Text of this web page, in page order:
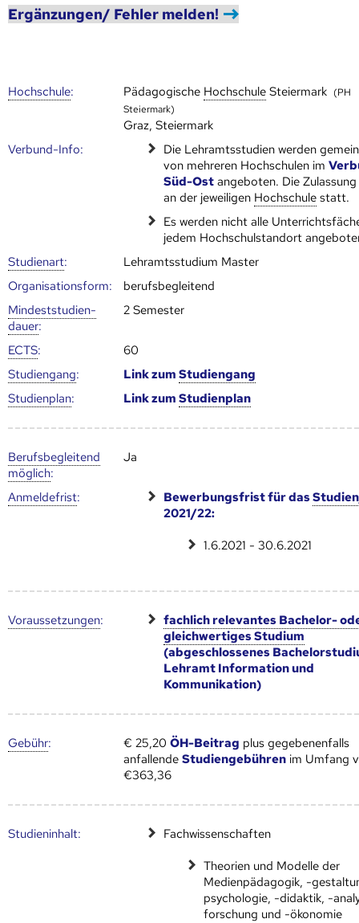
Ergänzungen/ Fehler melden!
Hoch­schule: Pädagogische Hoch­schule Steiermark (PH
Steiermark)
Graz, Steiermark
Verbund-Info:
Die Lehramtsstudien werden
von mehreren Hoch­schulen im
Süd-Ost angeboten. Die
an der jeweiligen Hoch­schule statt.
Es werden nicht alle
jedem Hochschulstandort
Studienart:
Lehramtsstudium Master
Organisationsform:
berufsbegleitend
Mindest­studien­
dauer:
2 Semester
ECTS:
60
Studien­gang: Link zumStudien­gang
Studien­plan: Link zumStudien­plan
Berufs­begleitend
möglich:
Ja
Anmelde­frist: Bewerbungsfrist für das
2021/22:
1.6.2021 - 30.6.2021
Voraus­setzungen:
fachlich relevantes Bachelor-
gleichwertiges Studium
(abgeschlossenes
Lehramt Information und
Kommunikation)
Gebühr: € 25,20ÖH-Beitrag plus gegebenenfalls
anfallendeStudiengebühren im Umfang
€363,36
Studien­inhalt: Fachwissenschaften
Theorien und Modelle der
Medienpädagogik, -
psychologie, -didaktik, -
forschung und -ökonomie